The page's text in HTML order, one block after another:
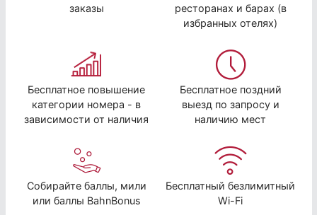
заказы
ресторанах и барах (в
избранных отелях)
Бесплатное повышение
категории номера - в
зависимости от наличия
Бесплатное поздний
выезд по запросу и
наличию мест
Собирайте баллы, мили
или баллы BahnBonus
Бесплатный безлимитный
Wi-Fi